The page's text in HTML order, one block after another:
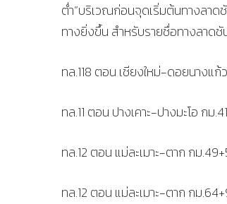
ต่ำ”บริเวณก่อนจุดเริ่มต้นทางลาด
ทางยิ่งขึ้น สำหรับรายชื่อทางลาด
ทล.118 ตอน เชียงใหม่-ดอยนางแ
ทล.11 ตอน ปางเคาะ-ปางมะโอ ก
ทล.12 ตอน แม่ละเมาะ-ตาก กม
ทล.12 ตอน แม่ละเมาะ-ตาก กม